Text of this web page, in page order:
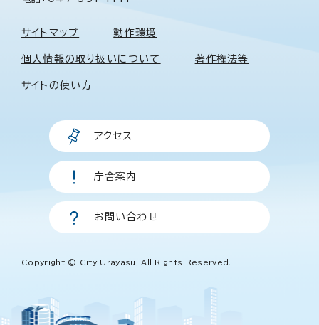
サイトマップ 動作環境
個人情報の取り扱いについて 著作権法等
サイトの使い方
アクセス
庁舎案内
お問い合わせ
Copyright © City Urayasu, All Rights Reserved.